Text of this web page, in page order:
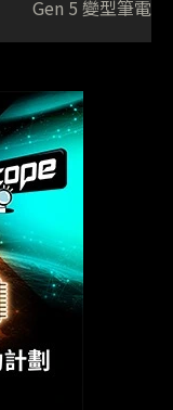
Gen 5 變型筆電